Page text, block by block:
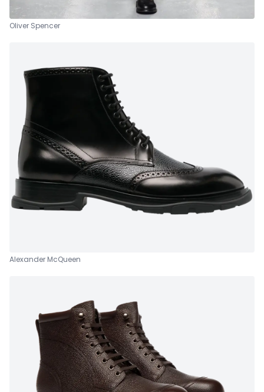
Oliver Spencer
Alexander McQueen